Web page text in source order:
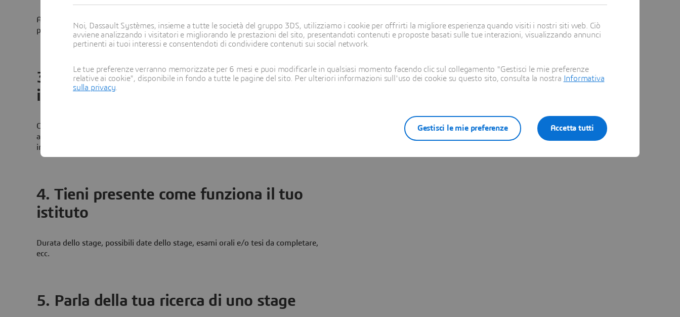
Alcune società prevedono delle campagne di selezione, che sono aperte soltanto in
periodi specifici dell'anno.
3. Tieni presente dove trovare le
informazioni giuste
Consulta i siti web delle società dedicati alle opportunità di lavoro e le bacheche di
annunci di lavori online come Job Teaser, LinkedIn e Indeed, consulta il sito web
interno dell'istituto oppure contatta un ex studente.
4. Tieni presente come funziona il tuo
istituto
Durata dello stage, possibili date dello stage, esami orali e/o tesi da completare,
ecc.
5. Parla della tua ricerca di uno stage
Noi, Dassault Systèmes, insieme a tutte le società del gruppo 3DS, utilizziamo i cookie per offrirti la migliore esperienza quando visiti i nostri siti web. Ciò
avviene analizzando i visitatori e migliorando le prestazioni del sito, presentandoti contenuti e proposte basati sulle tue interazioni, visualizzando annunci
pertinenti ai tuoi interessi e consentendoti di condividere contenuti sui social network.
Le tue preferenze verranno memorizzate per 6 mesi e puoi modificarle in qualsiasi momento facendo clic sul collegamento "Gestisci le mie preferenze
relative ai cookie", disponibile in fondo a tutte le pagine del sito. Per ulteriori informazioni sull'uso dei cookie su questo sito, consulta la nostra
Informativa
sulla privacy
Accetta tutti
Gestisci le mie preferenze